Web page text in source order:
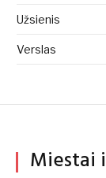
Užsienis
Verslas
Miestai